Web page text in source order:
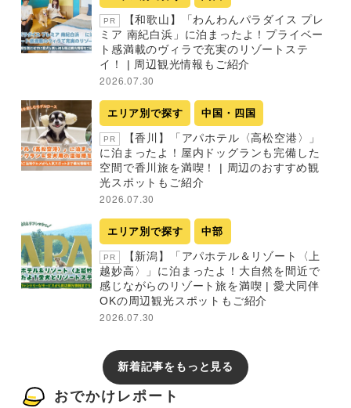
PR
【和歌山】「わんわんパラダイス プレ
ミア 南紀白浜」に泊まったよ！プライベー
ト感満載のヴィラで充実のリゾートステ
イ！ | 周辺観光情報もご紹介
2026.07.30
エリア別で探す 中国・四国
PR
【香川】「アパホテル〈高松空港〉」
に泊まったよ！屋内ドッグランも完備した
空間で香川旅を満喫！ | 周辺のおすすめ観
光スポットもご紹介
2026.07.30
エリア別で探す 中部
PR
【新潟】「アパホテル＆リゾート〈上
越妙高〉」に泊まったよ！大自然を間近で
感じながらのリゾート旅を満喫 | 愛犬同伴
OKの周辺観光スポットもご紹介
2026.07.30
新着記事をもっと見る
おでかけレポート